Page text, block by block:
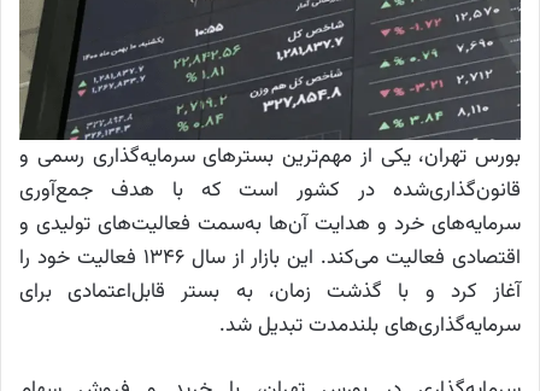
بورس تهران، یکی از مهم‌ترین بستر‌های سرمایه‌گذاری رسمی و
قانون‌گذاری‌شده در کشور است که با هدف جمع‌آوری
سرمایه‌های خرد و هدایت آن‌ها به‌سمت فعالیت‌های تولیدی و
اقتصادی فعالیت می‌کند. این بازار از سال ۱۳۴۶ فعالیت خود را
آغاز کرد و با گذشت زمان، به بستر قابل‌اعتمادی برای
سرمایه‌گذاری‌های بلندمدت تبدیل شد.